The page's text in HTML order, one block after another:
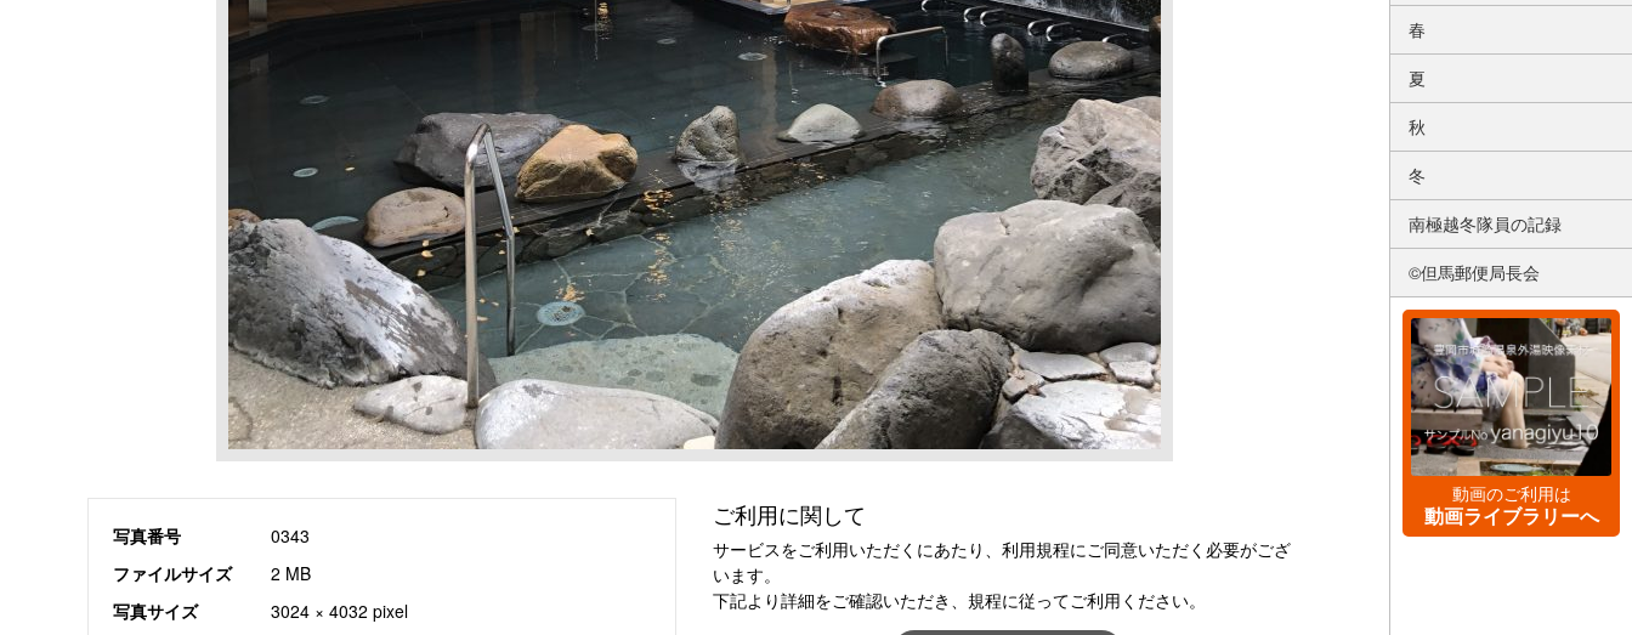
写真番号
0343
ファイルサイズ
2 MB
写真サイズ
3024 × 4032 pixel
ご利用に関して
サービスをご利用いただくにあたり、利用規程にご同意いただく必要がござ
います。
下記より詳細をご確認いただき、規程に従ってご利用ください。
春
夏
秋
冬
南極越冬隊員の記録
©但馬郵便局長会
動画のご利用は
動画ライブラリーへ